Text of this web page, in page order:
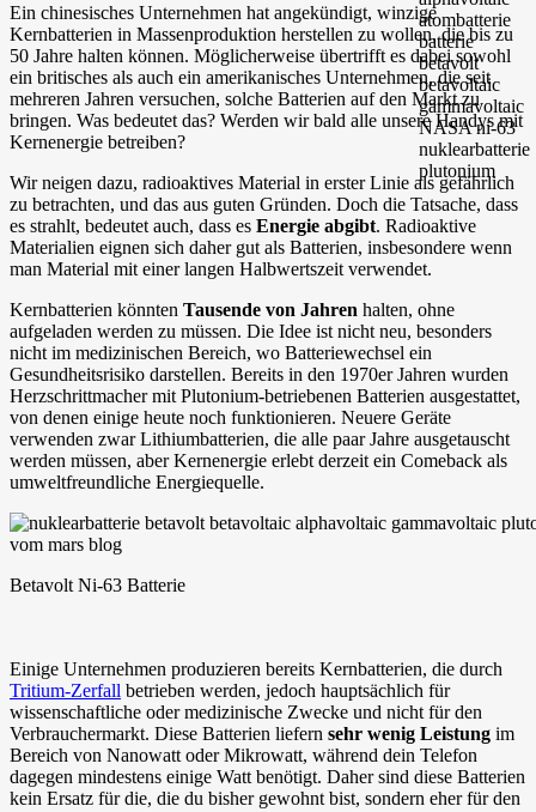
Ein chinesisches Unternehmen hat angekündigt, winzige
Kernbatterien in Massenproduktion herstellen zu wollen, die bis zu
50 Jahre halten können. Möglicherweise übertrifft es dabei sowohl
ein britisches als auch ein amerikanisches Unternehmen, die seit
mehreren Jahren versuchen, solche Batterien auf den Markt zu
bringen. Was bedeutet das? Werden wir bald alle unsere Handys mit
Kernenergie betreiben?
Wir neigen dazu, radioaktives Material in erster Linie als gefährlich
zu betrachten, und das aus guten Gründen. Doch die Tatsache, dass
es strahlt, bedeutet auch, dass es Energie abgibt. Radioaktive
Materialien eignen sich daher gut als Batterien, insbesondere wenn
man Material mit einer langen Halbwertszeit verwendet.
Kernbatterien könnten Tausende von Jahren halten, ohne
aufgeladen werden zu müssen. Die Idee ist nicht neu, besonders
nicht im medizinischen Bereich, wo Batteriewechsel ein
Gesundheitsrisiko darstellen. Bereits in den 1970er Jahren wurden
Herzschrittmacher mit Plutonium-betriebenen Batterien ausgestattet,
von denen einige heute noch funktionieren. Neuere Geräte
verwenden zwar Lithiumbatterien, die alle paar Jahre ausgetauscht
werden müssen, aber Kernenergie erlebt derzeit ein Comeback als
umweltfreundliche Energiequelle.
Betavolt Ni-63 Batterie
Einige Unternehmen produzieren bereits Kernbatterien, die durch
Tritium-Zerfall betrieben werden, jedoch hauptsächlich für
wissenschaftliche oder medizinische Zwecke und nicht für den
Verbrauchermarkt. Diese Batterien liefern sehr wenig Leistung im
Bereich von Nanowatt oder Mikrowatt, während dein Telefon
dagegen mindestens einige Watt benötigt. Daher sind diese Batterien
kein Ersatz für die, die du bisher gewohnt bist, sondern eher für den